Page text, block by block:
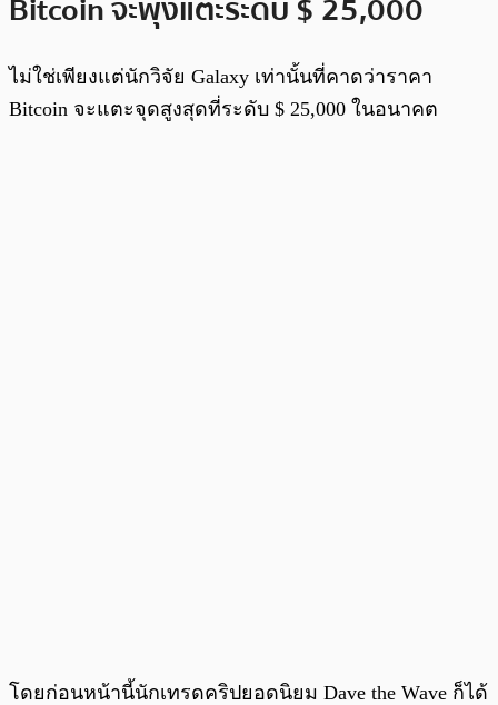
ไม่ใช่เพียงแต่นักวิจัย Galaxy เท่านั้นที่คาดว่าราคา
Bitcoin จะแตะจุดสูงสุดที่ระดับ $ 25,000 ในอนาคต
โดยก่อนหน้านี้นักเทรดคริปยอดนิยม Dave the Wave ก็ได้